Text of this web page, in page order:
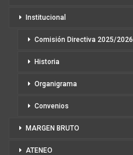
Institucional
Comisión Directiva 2025/2026
Historia
Organigrama
Convenios
MARGEN BRUTO
ATENEO